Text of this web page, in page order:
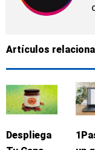
Artículos
Despliega